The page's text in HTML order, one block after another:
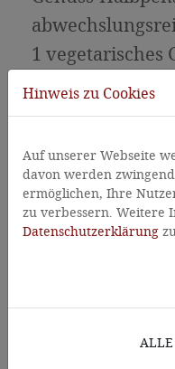
1 vegetarisches
WLAN im
persönliche
- 10 % auf Ihre
Winter)
Parkplatz
Hinweis zu Cookies
Auf unserer Webseite
davon werden
ermöglichen, Ihre
zu verbessern. Weitere
Datenschutzerklärung